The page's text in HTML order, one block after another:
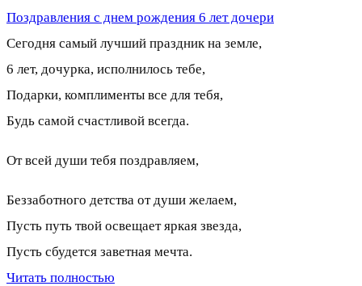
Поздравления с днем рождения 6 лет дочери
Сегодня самый лучший праздник на земле,
6 лет, дочурка, исполнилось тебе,
Подарки, комплименты все для тебя,
Будь самой счастливой всегда.
От всей души тебя поздравляем,
Беззаботного детства от души желаем,
Пусть путь твой освещает яркая звезда,
Пусть сбудется заветная мечта.
Читать полностью